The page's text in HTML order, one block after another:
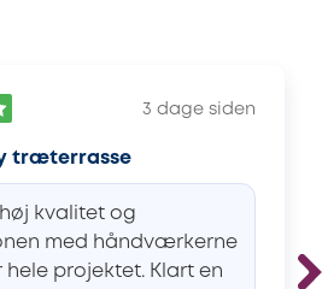
3 dage siden
træterrasse
kvalitet og
med håndværkerne
projektet. Klart en